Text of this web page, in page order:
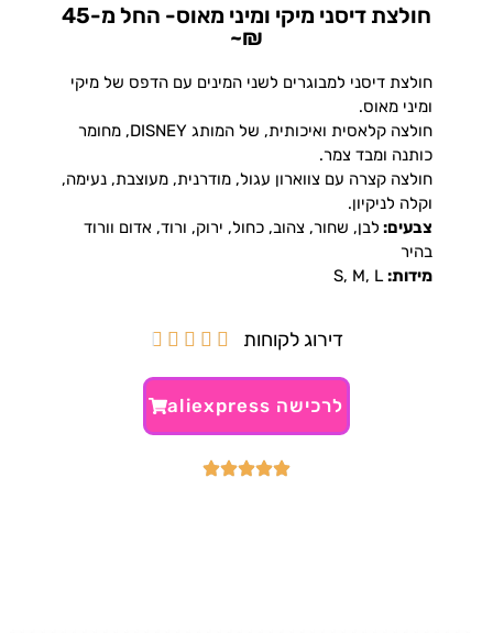
חולצת דיסני מיקי ומיני מאוס- החל מ-45
₪~
חולצת דיסני למבוגרים לשני המינים עם הדפס של מיקי
ומיני מאוס.
חולצה קלאסית ואיכותית, של המותג DISNEY, מחומר
כותנה ומבד צמר.
חולצה קצרה עם צווארון עגול, מודרנית, מעוצבת, נעימה,
וקלה לניקיון.
צבעים: לבן, שחור, צהוב, כחול, ירוק, ורוד, אדום וורוד
בהיר
מידות:
דירוג לקוחות 




לרכישה aliexpress